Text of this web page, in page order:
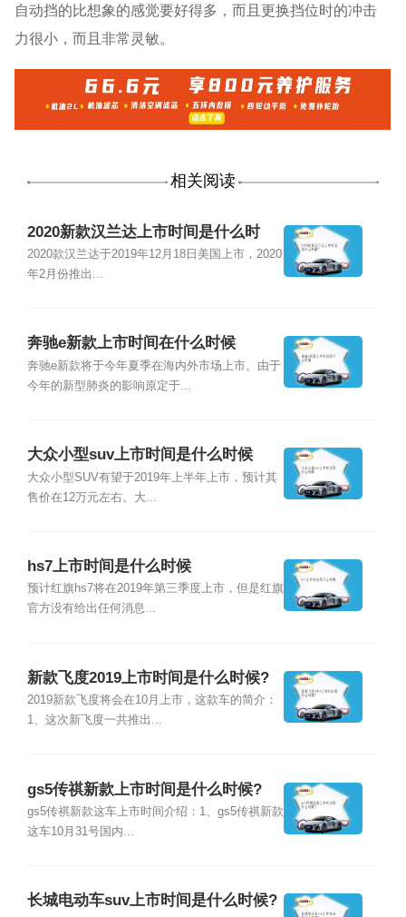
自动挡的比想象的感觉要好得多，而且更换挡位时的冲击
力很小，而且非常灵敏。
相关阅读
2020新款汉兰达上市时间是什么时
候？
2020款汉兰达于2019年12月18日美国上市，2020
年2月份推出...
奔驰e新款上市时间在什么时候
奔驰e新款将于今年夏季在海内外市场上市。由于
今年的新型肺炎的影响原定于...
大众小型suv上市时间是什么时候
大众小型SUV有望于2019年上半年上市，预计其
售价在12万元左右。大...
hs7上市时间是什么时候
预计红旗hs7将在2019年第三季度上市，但是红旗
官方没有给出任何消息...
新款飞度2019上市时间是什么时候?
2019新款飞度将会在10月上市，这款车的简介：
1、这次新飞度一共推出...
gs5传祺新款上市时间是什么时候?
gs5传祺新款这车上市时间介绍：1、gs5传祺新款
这车10月31号国内...
长城电动车suv上市时间是什么时候?